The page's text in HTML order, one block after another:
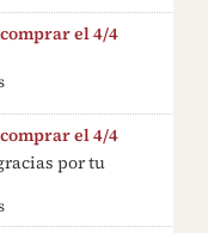
el 4/4
el 4/4
por tu